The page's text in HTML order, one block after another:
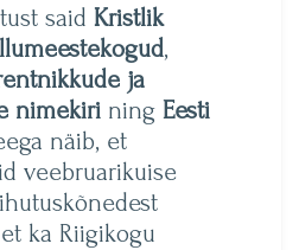
said Kristlik
,
ja
nimekiri ning Eesti
näib, et
veebruarikuise
ka Riigikogu